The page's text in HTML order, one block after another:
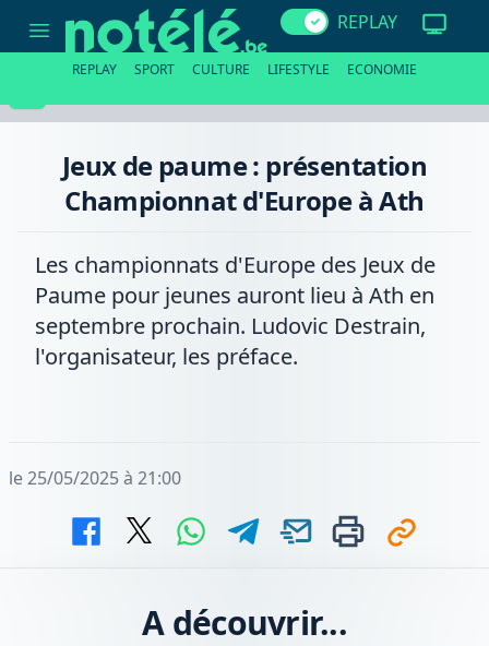
paume
présentation
d'Europe
REPLAY
REPLAY SPORT CULTURE LIFESTYLE ECONOMIE
Jeux de paume : présentation
Championnat d'Europe à Ath
Les championnats d'Europe des Jeux de
Paume pour jeunes auront lieu à Ath en
septembre prochain. Ludovic Destrain,
l'organisateur, les préface.
le 25/05/2025 à 21:00
A découvrir...